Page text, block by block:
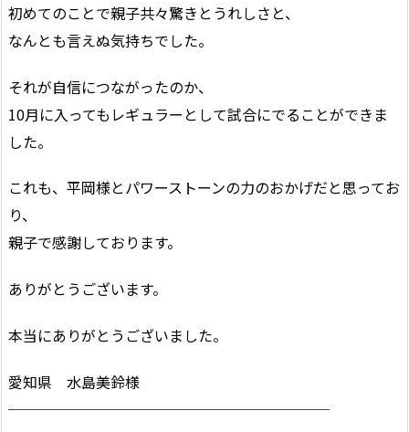
初めてのことで親子共々驚きとうれしさと、
なんとも言えぬ気持ちでした。
それが自信につながったのか、
10月に入ってもレギュラーとして試合にでることができま
した。
これも、平岡様とパワーストーンの力のおかげだと思ってお
り、
親子で感謝しております。
ありがとうございます。
本当にありがとうございました。
愛知県 水島美鈴様
──────────────────────